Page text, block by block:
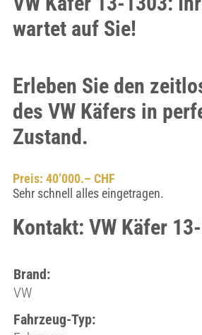
wartet auf Sie!
Erleben Sie den
des VW Käfers in
Zustand.
Preis: 40’000.– CHF
Sehr schnell alles eingetragen.
Kontakt: VW Käfer
Brand:
VW
Fahrzeug-Typ: